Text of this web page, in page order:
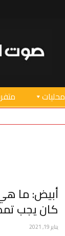
محليات
أبيض: ما هي
كان يجب
يناير 19, 2021